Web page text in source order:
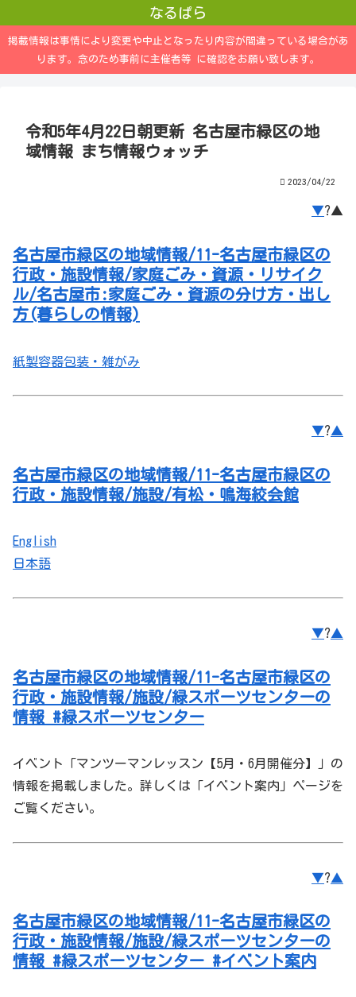
なるぱら
掲載情報は事情により変更や中止となったり内容が間違っている場合があ
ります。念のため事前に主催者等 に確認をお願い致します。
令和5年4月22日朝更新 名古屋市緑区の地
域情報 まち情報ウォッチ
2023/04/22
▼?▲
名古屋市緑区の地域情報/11-名古屋市緑区の
行政・施設情報/家庭ごみ・資源・リサイク
ル/名古屋市:家庭ごみ・資源の分け方・出し
方(暮らしの情報)
紙製容器包装・雑がみ
▼?▲
名古屋市緑区の地域情報/11-名古屋市緑区の
行政・施設情報/施設/有松・鳴海絞会館
English
日本語
▼?▲
名古屋市緑区の地域情報/11-名古屋市緑区の
行政・施設情報/施設/緑スポーツセンターの
情報 #緑スポーツセンター
イベント「マンツーマンレッスン【5月・6月開催分】」の
情報を掲載しました。詳しくは「イベント案内」ページを
ご覧ください。
▼?▲
名古屋市緑区の地域情報/11-名古屋市緑区の
行政・施設情報/施設/緑スポーツセンターの
情報 #緑スポーツセンター #イベント案内